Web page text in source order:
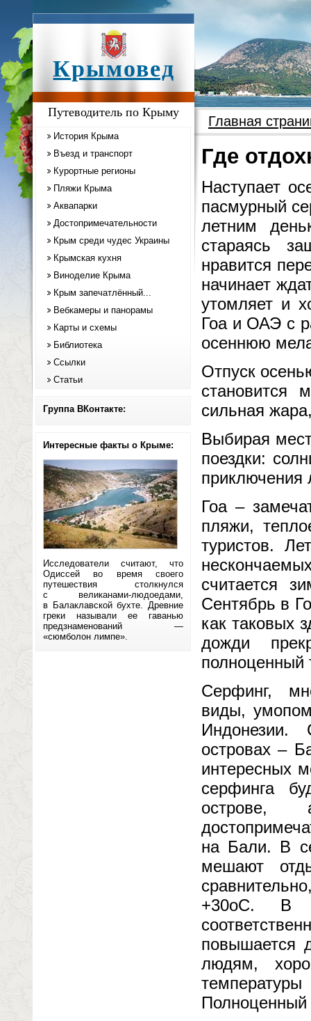
Крымовед
Путеводитель по Крыму
История Крыма
Въезд и транспорт
Курортные регионы
Пляжи Крыма
Аквапарки
Достопримечательности
Крым среди чудес Украины
Крымская кухня
Виноделие Крыма
Крым запечатлённый...
Вебкамеры и панорамы
Карты и схемы
Библиотека
Ссылки
Статьи
Группа ВКонтакте:
Интересные факты о Крыме:
Исследователи считают, что
Одиссей во время своего
путешествия столкнулся
с великанами-людоедами,
в Балаклавской бухте. Древние
греки называли ее гаванью
предзнаменований —
«сюмболон лимпе».
Главная
Где
Наступает
пасмурный
летним
стараясь
нравится
начинает
утомляет и
Гоа и ОАЭ с
осеннюю
Отпуск
становится
сильная
Выбирая
поездки:
приключения
Гоа –
пляжи,
туристов.
считается
Сентябрь в
как таковых
дожди
полноценный
Серфинг,
виды,
Индонезии.
островах –
интересных
серфинга
острове,
на Бали. В
мешают
+30оС. В
повышается
людям,
Полноценный